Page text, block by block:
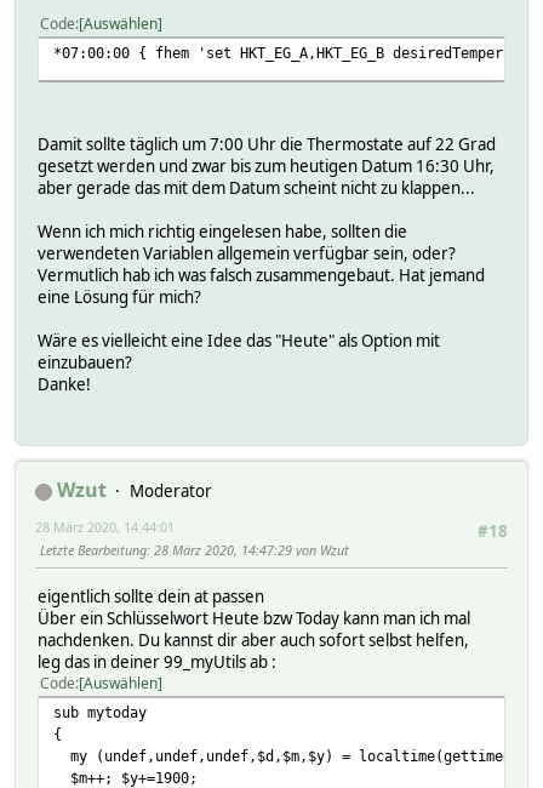
Code Auswählen
*07:00:00 { fhem 'set HKT_EG_A,HKT_EG_B
Damit sollte täglich um 7:00 Uhr die Thermostate auf 22 Grad
gesetzt werden und zwar bis zum heutigen Datum 16:30 Uhr,
aber gerade das mit dem Datum scheint nicht zu klappen...
Wenn ich mich richtig eingelesen habe, sollten die
verwendeten Variablen allgemein verfügbar sein, oder?
Vermutlich hab ich was falsch zusammengebaut. Hat jemand
eine Lösung für mich?
Wäre es vielleicht eine Idee das "Heute" als Option mit
einzubauen?
Danke!
Wzut
Moderator
#18
28 März 2020, 14:44:01
Letzte Bearbeitung: 28 März 2020, 14:47:29 von Wzut
eigentlich sollte dein at passen
Über ein Schlüsselwort Heute bzw Today kann man ich mal
nachdenken. Du kannst dir aber auch sofort selbst helfen,
leg das in deiner 99_myUtils ab :
Code Auswählen
sub mytoday
{
my (undef,undef,undef,$d,$m,$y) =
$m++; $y+=1900;